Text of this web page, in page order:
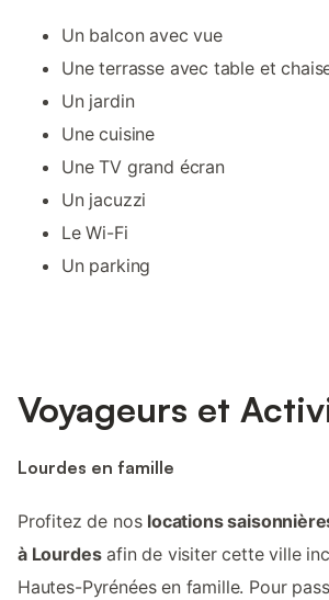
Un balcon avec vue
Une terrasse avec table et
Un jardin
Une cuisine
Une TV grand écran
Un jacuzzi
Le Wi-Fi
Un parking
Voyageurs et
Lourdes en famille
Profitez de nos locations
à Lourdesafin de visiter cette ville
Hautes-Pyrénées en famille. Pour